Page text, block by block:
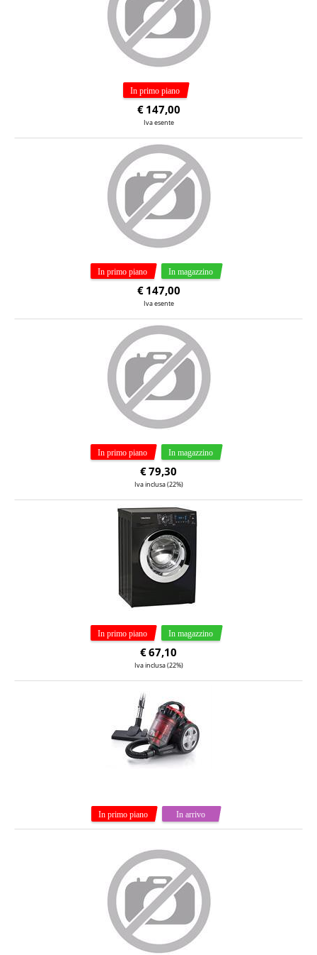
€ 147,00
Iva esente
€ 147,00
Iva esente
€79,30
Iva inclusa (22%)
€67,10
Iva inclusa (22%)